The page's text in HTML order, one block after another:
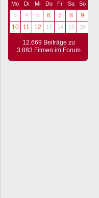
Mo Di Mi Do Fr Sa
So
3
4 5 6 7 8
9
10
11 12 13 14 15 16
12.669 Beiträge zu
3.883 Filmen im Forum